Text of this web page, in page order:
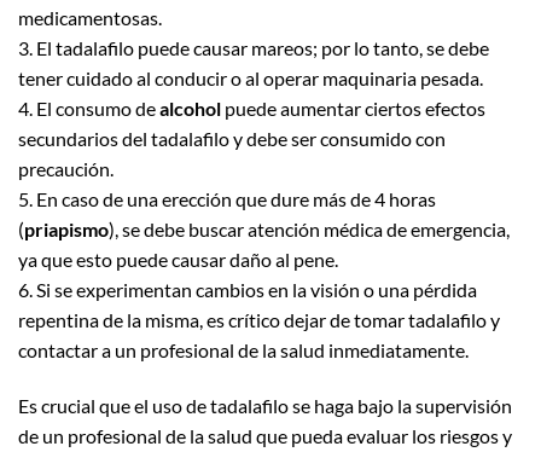
medicamentosas.
3. El tadalafilo puede causar mareos; por lo tanto, se debe
tener cuidado al conducir o al operar maquinaria pesada.
4. El consumo dealcohol puede aumentar ciertos efectos
secundarios del tadalafilo y debe ser consumido con
precaución.
5. En caso de una erección que dure más de 4 horas
(priapismo), se debe buscar atención médica de emergencia,
ya que esto puede causar daño al pene.
6. Si se experimentan cambios en la visión o una pérdida
repentina de la misma, es crítico dejar de tomar tadalafilo y
contactar a un profesional de la salud inmediatamente.
Es crucial que el uso de tadalafilo se haga bajo la supervisión
de un profesional de la salud que pueda evaluar los riesgos y